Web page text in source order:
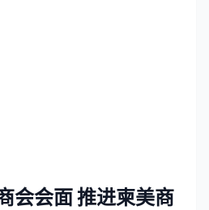
会会面 推进柬美商